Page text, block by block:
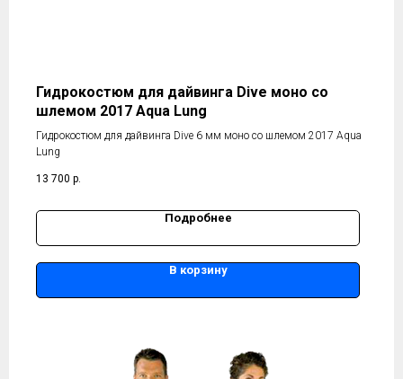
Гидрокостюм для дайвинга Dive моно со
шлемом 2017 Aqua Lung
Гидрокостюм для дайвинга Dive 6 мм моно со шлемом 2017 Aqua
Lung
13 700 р.
Подробнее
В корзину